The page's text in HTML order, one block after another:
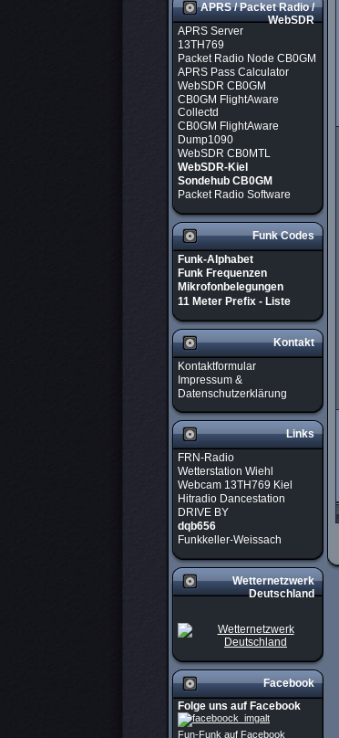
APRS / Packet Radio /
WebSDR
APRS Server
13TH769
Packet Radio Node CB0GM
APRS Pass Calculator
WebSDR CB0GM
CB0GM FlightAware
Collectd
CB0GM FlightAware
Dump1090
WebSDR CB0MTL
WebSDR-Kiel
Sondehub CB0GM
Packet Radio Software
Funk Codes
Funk-Alphabet
Funk Frequenzen
Mikrofonbelegungen
11 Meter Prefix - Liste
Kontakt
Kontaktformular
Impressum &
Datenschutzerklärung
Links
FRN-Radio
Wetterstation Wiehl
Webcam 13TH769 Kiel
Hitradio Dancestation
DRIVE BY
dqb656
Funkkeller-Weissach
Wetternetzwerk
Deutschland
Facebook
Folge uns auf Facebook
Fun-Funk auf Facebook